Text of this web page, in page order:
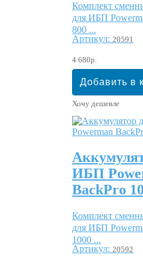
Комплект
для ИБП
800 ...
Артикул: 20591
4 680р.
Хочу дешевле
ИБП
BackPro
Комплект
для ИБП
1000 ...
Артикул: 20592